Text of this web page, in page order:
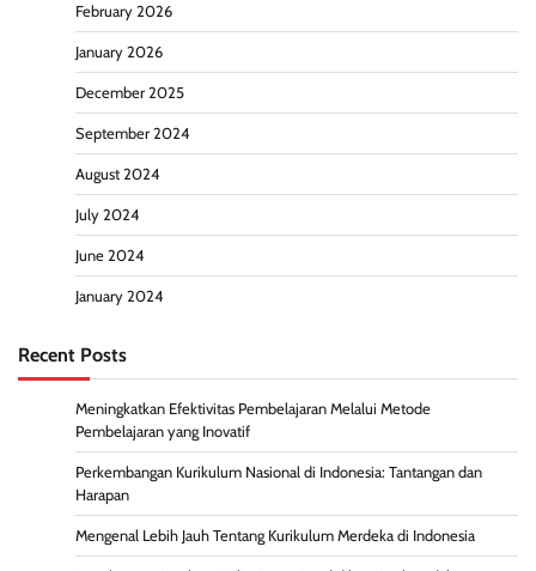
February 2026
January 2026
December 2025
September 2024
August 2024
July 2024
June 2024
January 2024
Recent Posts
Meningkatkan Efektivitas Pembelajaran Melalui Metode
Pembelajaran yang Inovatif
Perkembangan Kurikulum Nasional di Indonesia: Tantangan dan
Harapan
Mengenal Lebih Jauh Tentang Kurikulum Merdeka di Indonesia